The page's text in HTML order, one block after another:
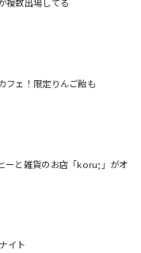
複数出場してる
フェ！限定りんご飴も
ーと雑貨のお店「koru;」がオ
イト